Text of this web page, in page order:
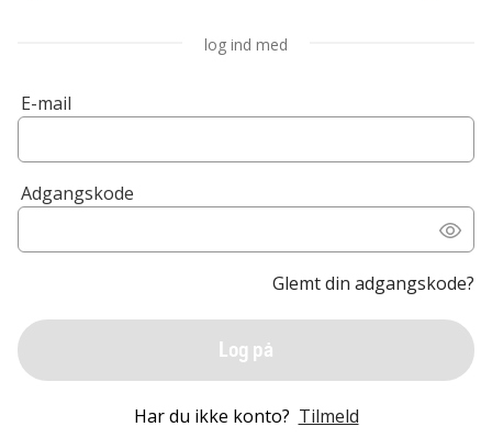
log ind med
E-mail
Adgangskode
Glemt din adgangskode?
Log på
Har du ikke konto? Tilmeld